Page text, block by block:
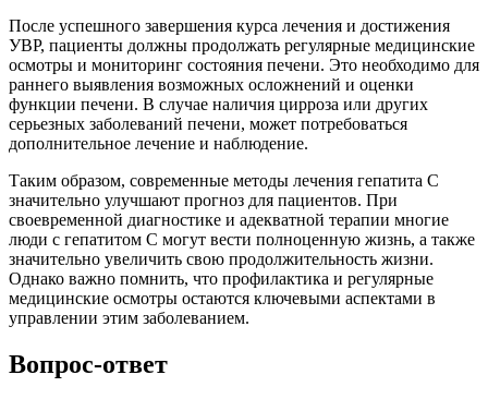
После успешного завершения курса лечения и достижения
УВР, пациенты должны продолжать регулярные медицинские
осмотры и мониторинг состояния печени. Это необходимо для
раннего выявления возможных осложнений и оценки
функции печени. В случае наличия цирроза или других
серьезных заболеваний печени, может потребоваться
дополнительное лечение и наблюдение.
Таким образом, современные методы лечения гепатита С
значительно улучшают прогноз для пациентов. При
своевременной диагностике и адекватной терапии многие
люди с гепатитом С могут вести полноценную жизнь, а также
значительно увеличить свою продолжительность жизни.
Однако важно помнить, что профилактика и регулярные
медицинские осмотры остаются ключевыми аспектами в
управлении этим заболеванием.
Вопрос-ответ